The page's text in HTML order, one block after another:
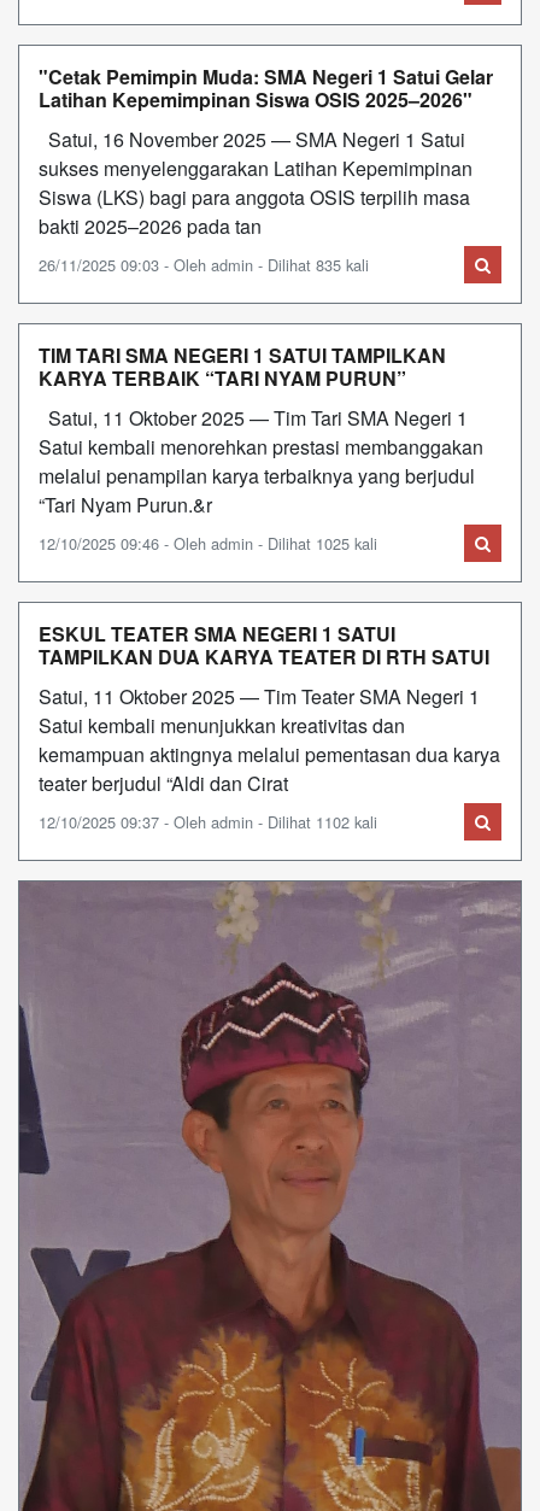
"Cetak Pemimpin Muda: SMA Negeri 1 Satui Gelar
Latihan Kepemimpinan Siswa OSIS 2025–2026"
Satui, 16 November 2025 — SMA Negeri 1 Satui
sukses menyelenggarakan Latihan Kepemimpinan
Siswa (LKS) bagi para anggota OSIS terpilih masa
bakti 2025–2026 pada tan
26/11/2025 09:03 - Oleh admin - Dilihat 835 kali
TIM TARI SMA NEGERI 1 SATUI TAMPILKAN
KARYA TERBAIK “TARI NYAM PURUN”
Satui, 11 Oktober 2025 — Tim Tari SMA Negeri 1
Satui kembali menorehkan prestasi membanggakan
melalui penampilan karya terbaiknya yang berjudul
“Tari Nyam Purun.&r
12/10/2025 09:46 - Oleh admin - Dilihat 1025 kali
ESKUL TEATER SMA NEGERI 1 SATUI
TAMPILKAN DUA KARYA TEATER DI RTH SATUI
Satui, 11 Oktober 2025 — Tim Teater SMA Negeri 1
Satui kembali menunjukkan kreativitas dan
kemampuan aktingnya melalui pementasan dua karya
teater berjudul “Aldi dan Cirat
12/10/2025 09:37 - Oleh admin - Dilihat 1102 kali